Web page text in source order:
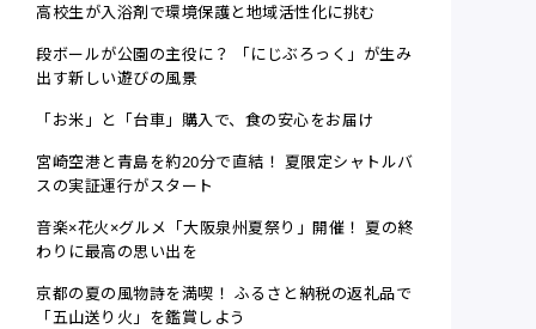
高校生が入浴剤で環境保護と地域活性化に挑む
段ボールが公園の主役に？ 「にじぶろっく」が生み
出す新しい遊びの風景
「お米」と「台車」購入で、食の安心をお届け
宮崎空港と青島を約20分で直結！ 夏限定シャトルバ
スの実証運行がスタート
音楽×花火×グルメ「大阪泉州夏祭り」開催！ 夏の終
わりに最高の思い出を
京都の夏の風物詩を満喫！ ふるさと納税の返礼品で
「五山送り火」を鑑賞しよう